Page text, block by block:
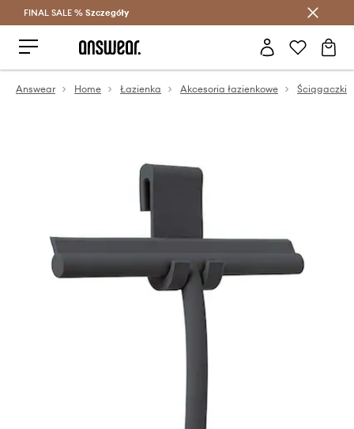
Oszczędzaj z Answear Club >
FINAL SALE % Szczegóły
Answear Home Łazienka Akcesoria łazienkowe Ściągaczki